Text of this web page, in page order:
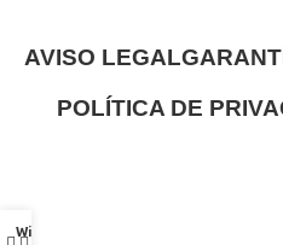
AVISO LEGAL
POLÍTICA DE
Wishlist